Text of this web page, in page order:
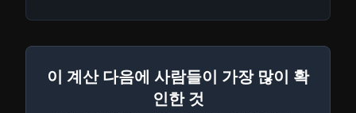
이 계산 다음에 사람들이 가장 많이 확
인한 것